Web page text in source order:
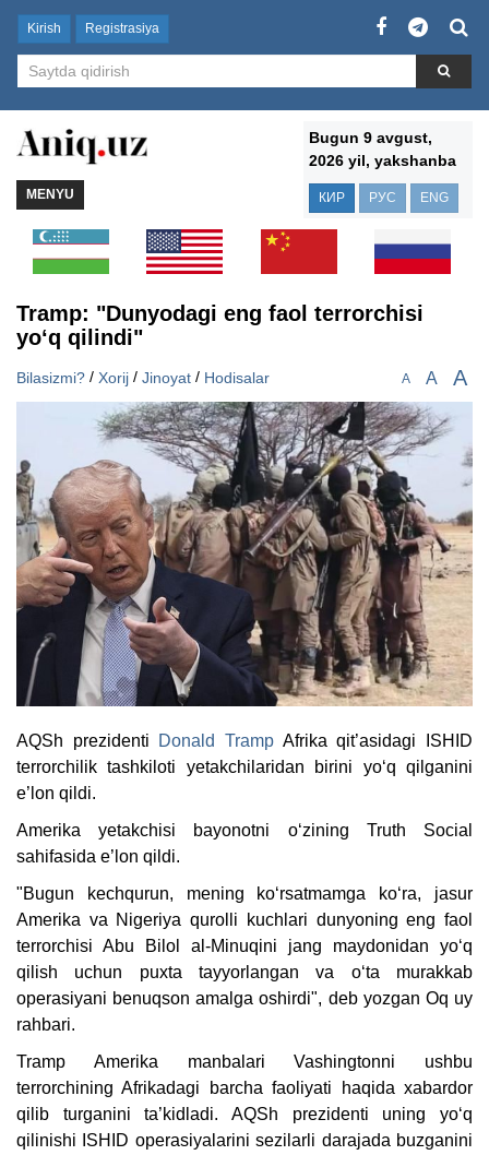
Kirish Registrasiya
MENYU
Bugun 9 avgust,
2026 yil, yakshanba
КИР РУС ENG
Tramp: "Dunyodagi eng faol terrorchisi
yo‘q qilindi"
Bilasizmi? / Xorij / Jinoyat / Hodisalar A A A
AQSh prezidenti Donald Tramp Afrika qit’asidagi ISHID
terrorchilik tashkiloti yetakchilaridan birini yo‘q qilganini
e’lon qildi.
Amerika yetakchisi bayonotni o‘zining Truth Social
sahifasida e’lon qildi.
"Bugun kechqurun, mening ko‘rsatmamga ko‘ra, jasur
Amerika va Nigeriya qurolli kuchlari dunyoning eng faol
terrorchisi Abu Bilol al-Minuqini jang maydonidan yo‘q
qilish uchun puxta tayyorlangan va o‘ta murakkab
operasiyani benuqson amalga oshirdi", deb yozgan Oq uy
rahbari.
Tramp Amerika manbalari Vashingtonni ushbu
terrorchining Afrikadagi barcha faoliyati haqida xabardor
qilib turganini ta’kidladi. AQSh prezidenti uning yo‘q
qilinishi ISHID operasiyalarini sezilarli darajada buzganini